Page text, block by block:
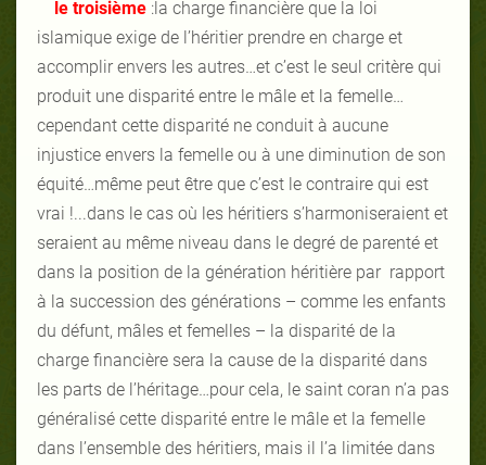
le troisième :la charge financière que la loi
islamique exige de l’héritier prendre en charge et
accomplir envers les autres…et c’est le seul critère qui
produit une disparité entre le mâle et la femelle…
cependant cette disparité ne conduit à aucune
injustice envers la femelle ou à une diminution de son
équité…même peut être que c’est le contraire qui est
vrai !...dans le cas où les héritiers s’harmoniseraient et
seraient au même niveau dans le degré de parenté et
dans la position de la génération héritière par rapport
à la succession des générations – comme les enfants
du défunt, mâles et femelles – la disparité de la
charge financière sera la cause de la disparité dans
les parts de l’héritage…pour cela, le saint coran n’a pas
généralisé cette disparité entre le mâle et la femelle
dans l’ensemble des héritiers, mais il l’a limitée dans